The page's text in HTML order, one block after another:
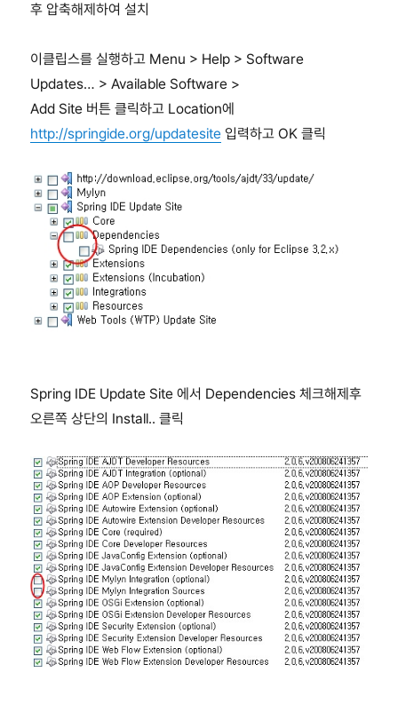
후 압축해제하여 설치
이클립스를 실행하고 Menu > Help > Software
Updates… > Available Software >
Add Site 버튼 클릭하고 Location에
http://springide.org/updatesite 입력하고 OK 클릭
Spring IDE Update Site 에서 Dependencies 체크해제후
오른쪽 상단의 Install.. 클릭